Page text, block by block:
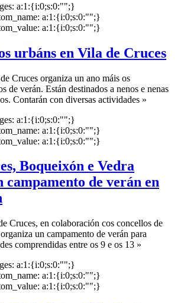
a:1:{i:0;s:0:"";}
a:1:{i:0;s:0:"";}
a:1:{i:0;s:0:"";}
urbáns en Vila de Cruces
Cruces organiza un ano máis os
de verán. Están destinados a nenos e nenas
Contarán con diversas actividades »
a:1:{i:0;s:0:"";}
a:1:{i:0;s:0:"";}
a:1:{i:0;s:0:"";}
Boqueixón e Vedra
campamento de verán en
Cruces, en colaboración cos concellos de
un campamento de verán para
comprendidas entre os 9 e os 13 »
a:1:{i:0;s:0:"";}
a:1:{i:0;s:0:"";}
a:1:{i:0;s:0:"";}